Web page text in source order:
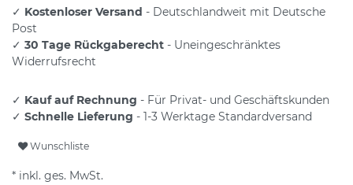
✓ Kostenloser Versand - Deutschlandweit mit Deutsche
Post
✓ 30 Tage Rückgaberecht - Uneingeschränktes
Widerrufsrecht
✓ Kauf auf Rechnung - Für Privat- und Geschäftskunden
✓ Schnelle Lieferung - 1-3 Werktage Standardversand
Wunschliste
* inkl. ges. MwSt.